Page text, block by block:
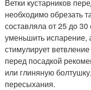
Ветки кустарников
необходимо обрезать
составляла от 25 до
уменьшить
стимулирует
перед посадкой
или глиняную
пересыхания.